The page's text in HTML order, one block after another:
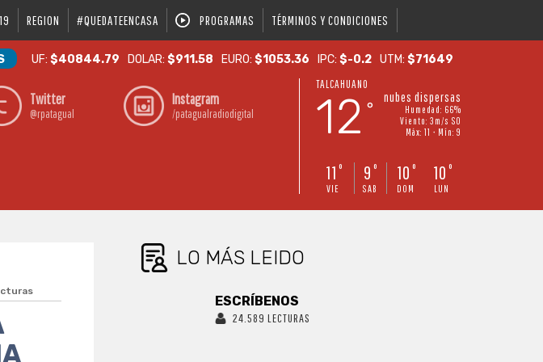
REGION #QUEDATEENCASA PROGRAMAS TÉRMINOS Y CONDICIONES
UF:$40844.79 DOLAR:$911.58 EURO:$1053.36 IPC:$-0.2 UTM:$71649
Twitter
@rpatagual
Instagram
/patagualradiodigital
TALCAHUANO
12 °
nubes dispersas
Humedad: 66%
Viento: 3m/s SO
Máx: 11 • Mín: 9
11 °
VIE
9 °
SAB
10 °
DOM
10 °
LUN
LO MÁS LEIDO
ESCRÍBENOS
24.589 LECTURAS